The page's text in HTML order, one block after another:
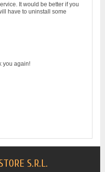
It would be better if you
have to uninstall some
you again!
S.R.L.